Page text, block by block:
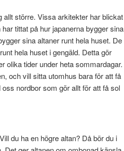
allt större. Vissa arkitekter har blickat
tittat på hur japanerna bygger sina
sina altaner runt hela huset. De
hela huset i gengäld. Detta gör
olika tider under heta sommardagar.
och vill sitta utomhus bara för att få
nordbor som gör allt för att få sol
du ha en högre altan? Då bör du i